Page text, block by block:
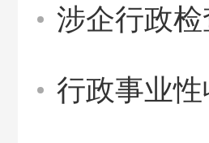
涉企行政
行政事业